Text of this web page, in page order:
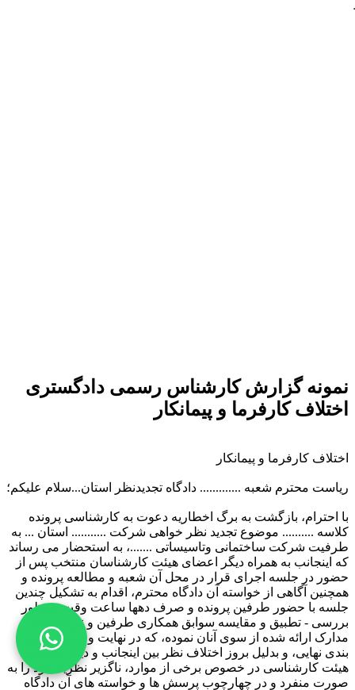
نمونه گزارش کارشناس رسمی دادگستری
اختلاف کارفرما و پیمانکار
اختلاف کارفرما و پیمانکار
ریاست محترم شعبه ............. دادگاه تجدیدنظر استان...سلام علیکم؛
با احترام، بازگشت به برگ اخطاریه دعوت به کارشناسی پرونده
کلاسه .......... موضوع تجدید نظر خواهی شرکت ........... استان ... به
طرفیت شرکت ساختمانی وتاسیساتی .......، به استحضار می رساند
که اینجانب به همراه دیگر اعضای هیئت کارشناسان منتخب پس از
حضور در جلسه اجرای قرار در محل آن شعبه و مطالعه پرونده و
همچنین آگاهی از خواسته آن دادگاه محترم، اقدام به تشکیل چندین
جلسه با حضور طرفین پرونده و صرف دهها ساعت وقت بمنظور
بررسی - تطبیق و مقایسه سوابق همکاری طرفین و نیز اسناد و
مدارک ارائه شده از سوی آنان نموده، که در نهایت و پس از جمع
بندی نهایی، و بدلیل بروز اختلاف نظر بین اینجانب و دیگر اعضای
هیئت کارشناسی در خصوص برخی از موارد، ناگزیر نظریه خود را به
صورت منفرد و در چهارچوب پرسش ها و خواسته های آن دادگاه